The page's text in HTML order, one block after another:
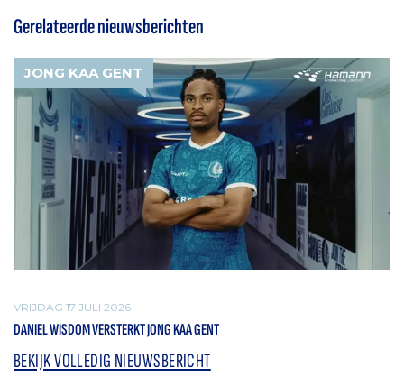
Gerelateerde nieuwsberichten
JONG KAA GENT
VRIJDAG 17 JULI 2026
DANIEL WISDOM VERSTERKT JONG KAA GENT
BEKIJK VOLLEDIG NIEUWSBERICHT